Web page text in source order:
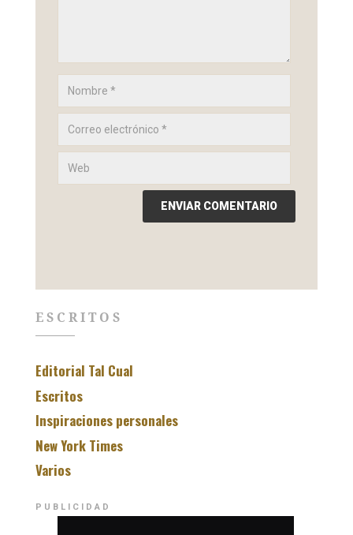
ESCRITOS
Editorial Tal Cual
Escritos
Inspiraciones personales
New York Times
Varios
PUBLICIDAD